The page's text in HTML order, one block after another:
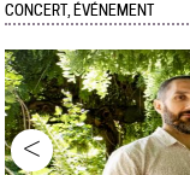
CONCERT, ÉVÉNEMENT
<